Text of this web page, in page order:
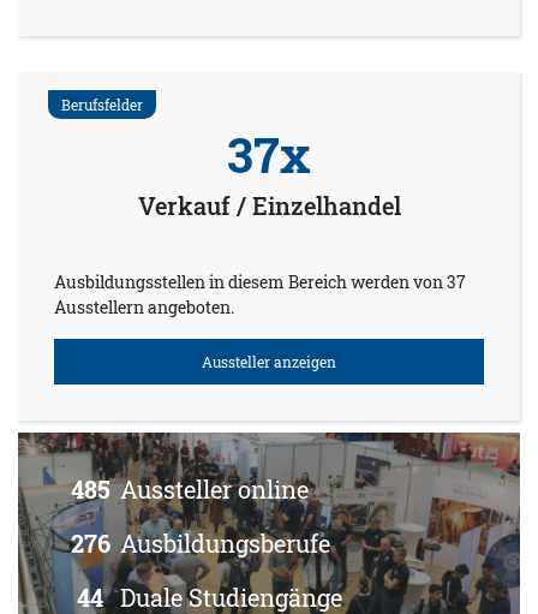
Berufsfelder
37x
Verkauf / Einzelhandel
Ausbildungsstellen in diesem Bereich werden von 37
Ausstellern angeboten.
Aussteller anzeigen
485Aussteller online
276 Ausbildungsberufe
44 Duale Studiengänge